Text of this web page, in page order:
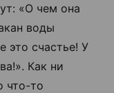
«О чем она
воды
это счастье! У
Как ни
что-то